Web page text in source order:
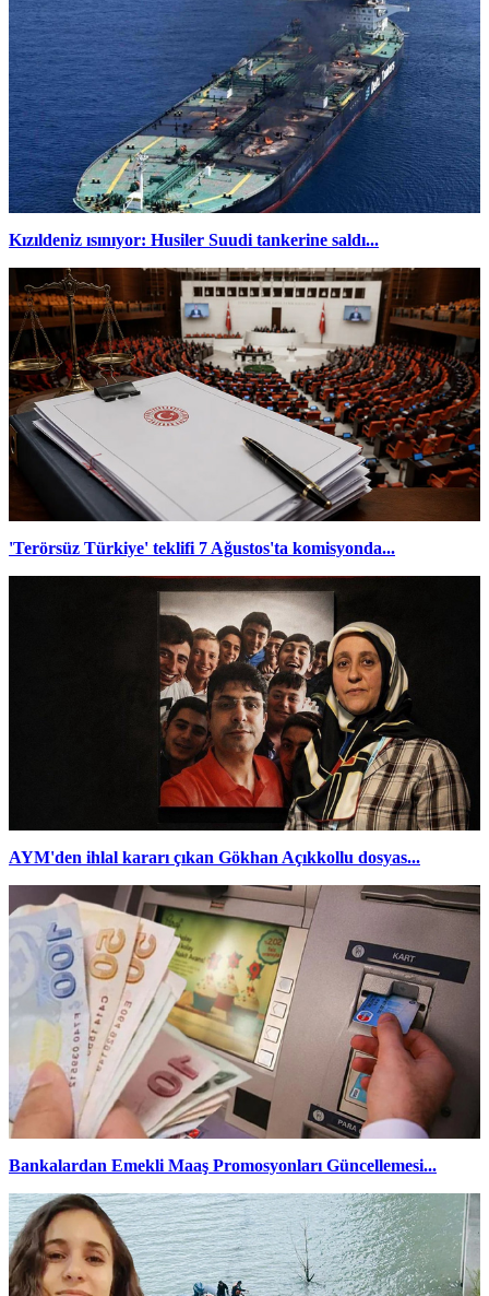
Kızıldeniz ısınıyor: Husiler Suudi tankerine saldı...
'Terörsüz Türkiye' teklifi 7 Ağustos'ta komisyonda...
AYM'den ihlal kararı çıkan Gökhan Açıkkollu dosyas...
Bankalardan Emekli Maaş Promosyonları Güncellemesi...